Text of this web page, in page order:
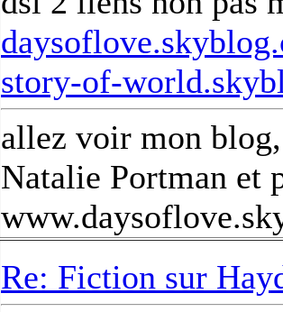
story-of-
allez voir mon
Natalie Portman et
Re: Fiction sur